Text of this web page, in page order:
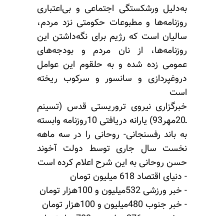
به‌دلیل ورشکستگی اجتماعی و بی‌اعتباری
روزنامه‌ها و مطبوعات حکومتی نزد مردم،
سالیان است که رژیم برای نگه‌داشتن این
روزنامه‌ها، از نان مردم و بودجه‌های
عمومی زده شده و به حلقوم این عوامل
دروغپردازی و سانسور و سرکوب ریخته
است
خبرگزاری نیروی تروریستی قدس (تسینم
ـ20مهر93) یارانه دریافتی 10روزنامه وابسته
به باند رفسنجانی- روحانی را در سه ماهه
نخست سال جاری توسط دولت آخوند
حسن روحانی به این شرح اعلام کرده است
- دنیای اقتصاد 618 میلیون تومان
- خبر ورزشی 532میلیون و 100هزار تومان
- خبر جنوب 480میلیون و 100هزار تومان